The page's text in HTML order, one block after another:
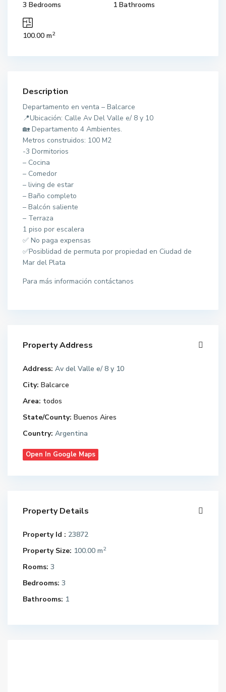
3 Bedrooms 1 Bathrooms
100.00 m2
Description
Departamento en venta – Balcarce
📍Ubicación: Calle Av Del Valle e/ 8 y 10
🏡 Departamento 4 Ambientes.
Metros construidos: 100 M2
-3 Dormitorios
– Cocina
– Comedor
– living de estar
– Baño completo
– Balcón saliente
– Terraza
1 piso por escalera
✅ No paga expensas
✅Posiblidad de permuta por propiedad en Ciudad de
Mar del Plata
Para más información contáctanos
Property Address
Address: Av del Valle e/ 8 y 10
City: Balcarce
Area: todos
State/County: Buenos Aires
Country: Argentina
Open In Google Maps
Property Details
Property Id : 23872
Property Size: 100.00 m2
Rooms: 3
Bedrooms: 3
Bathrooms: 1